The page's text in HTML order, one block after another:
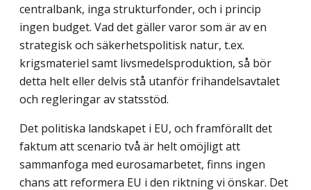
centralbank, inga strukturfonder, och i princip
ingen budget. Vad det gäller varor som är av en
strategisk och säkerhetspolitisk natur, t.ex.
krigsmateriel samt livsmedelsproduktion, så bör
detta helt eller delvis stå utanför frihandelsavtalet
och regleringar av statsstöd.
Det politiska landskapet i EU, och framförallt det
faktum att scenario två är helt omöjligt att
sammanfoga med eurosamarbetet, finns ingen
chans att reformera EU i den riktning vi önskar. Det